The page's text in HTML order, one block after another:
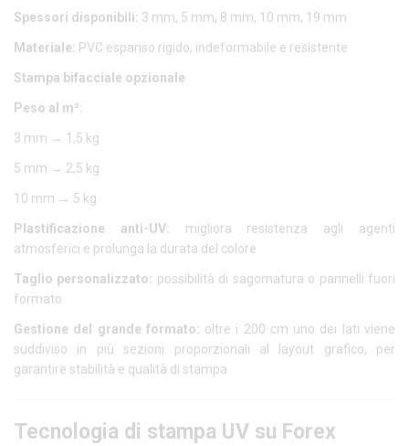
Spessori disponibili: 3 mm, 5 mm, 8 mm, 10 mm, 19 mm
Materiale: PVC espanso rigido, indeformabile e resistente
Stampa bifacciale opzionale
Peso al m²:
3 mm → 1,5 kg
5 mm → 2,5 kg
10 mm → 5 kg
Plastificazione anti-UV: migliora resistenza agli agenti
atmosferici e prolunga la durata del colore
Taglio personalizzato: possibilità di sagomatura o pannelli fuori
formato
Gestione del grande formato: oltre i 200 cm uno dei lati viene
suddiviso in più sezioni proporzionali al layout grafico, per
garantire stabilità e qualità di stampa
Tecnologia di stampa UV su Forex